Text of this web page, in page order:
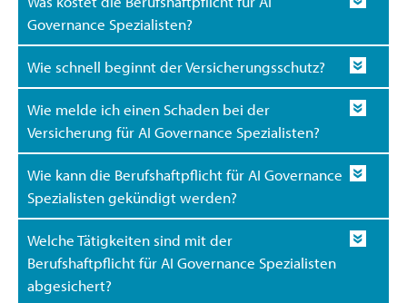
Governance Spezialisten?
Wie schnell beginnt der Versicherungsschutz?
Wie melde ich einen Schaden bei der
Versicherung für AI Governance Spezialisten?
Wie kann die Berufshaftpflicht für AI Governance
Spezialisten gekündigt werden?
Welche Tätigkeiten sind mit der
Berufshaftpflicht für AI Governance Spezialisten
abgesichert?